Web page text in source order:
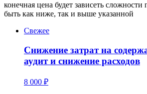
конечная цена будет зависеть
быть как ниже, так и выше указанной
Свежее
Снижение затрат на
аудит и снижение расходов
8 000 ₽